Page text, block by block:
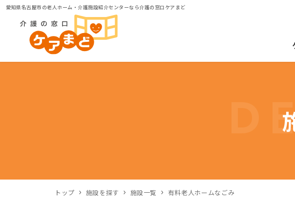
愛知県名古屋市の老人ホーム・介護施設紹介センターなら介護の窓口ケアまど
トップ 施設を探す 施設一覧 有料老人ホームなごみ